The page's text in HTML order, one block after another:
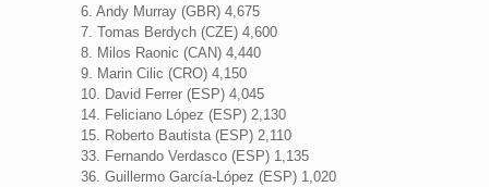
6. Andy Murray (GBR) 4,675
7. Tomas Berdych (CZE) 4,600
8. Milos Raonic (CAN) 4,440
9. Marin Cilic (CRO) 4,150
10. David Ferrer (ESP) 4,045
14. Feliciano López (ESP) 2,130
15. Roberto Bautista (ESP) 2,110
33. Fernando Verdasco (ESP) 1,135
36. Guillermo García-López (ESP) 1,020